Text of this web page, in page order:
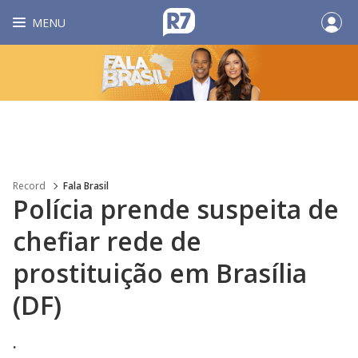
MENU
Record Fala Brasil
Polícia prende suspeita de
chefiar rede de
prostituição em Brasília
(DF)
.